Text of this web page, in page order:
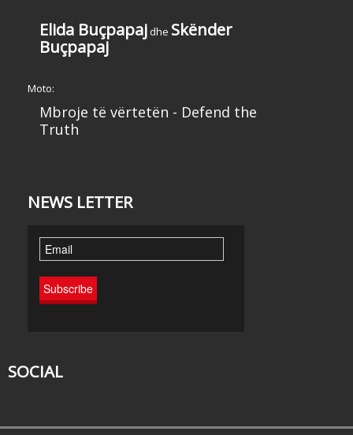
Elida Buçpapaj dhe Skënder
Buçpapaj
Moto:
Mbroje të vërtetën - Defend the
Truth
NEWS LETTER
SOCIAL